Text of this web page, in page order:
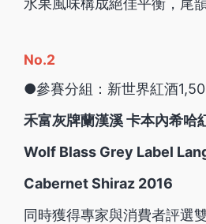
水果風味構成絕佳平衡，尾
No.2
●參賽分組：新世界紅酒
禾富灰牌蘭漢溪 卡本內希哈
Wolf Blass Grey Label
Cabernet Shiraz 2016
同時獲得專家與消費者評選